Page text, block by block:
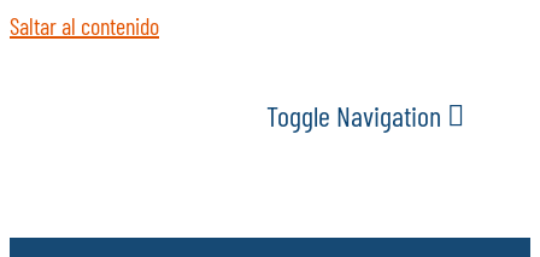
Saltar al contenido
Toggle Navigation